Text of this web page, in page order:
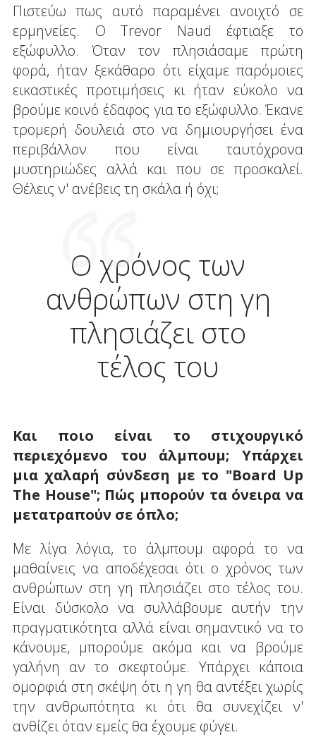
Πιστεύω πως αυτό παραμένει ανοιχτό σε
ερμηνείες. Ο Trevor Naud έφτιαξε το
εξώφυλλο. Όταν τον πλησιάσαμε πρώτη
φορά, ήταν ξεκάθαρο ότι είχαμε παρόμοιες
εικαστικές προτιμήσεις κι ήταν εύκολο να
βρούμε κοινό έδαφος για το εξώφυλλο. Έκανε
τρομερή δουλειά στο να δημιουργήσει ένα
περιβάλλον που είναι ταυτόχρονα
μυστηριώδες αλλά και που σε προσκαλεί.
Θέλεις ν' ανέβεις τη σκάλα ή όχι;
Ο χρόνος των
ανθρώπων στη γη
πλησιάζει στο
τέλος του
Και ποιο είναι το στιχουργικό
περιεχόμενο του άλμπουμ; Υπάρχει
μια χαλαρή σύνδεση με το "Board Up
The House"; Πώς μπορούν τα όνειρα να
μετατραπούν σε όπλο;
Με λίγα λόγια, το άλμπουμ αφορά το να
μαθαίνεις να αποδέχεσαι ότι ο χρόνος των
ανθρώπων στη γη πλησιάζει στο τέλος του.
Είναι δύσκολο να συλλάβουμε αυτήν την
πραγματικότητα αλλά είναι σημαντικό να το
κάνουμε, μπορούμε ακόμα και να βρούμε
γαλήνη αν το σκεφτούμε. Υπάρχει κάποια
ομορφιά στη σκέψη ότι η γη θα αντέξει χωρίς
την ανθρωπότητα κι ότι θα συνεχίζει ν'
ανθίζει όταν εμείς θα έχουμε φύγει.